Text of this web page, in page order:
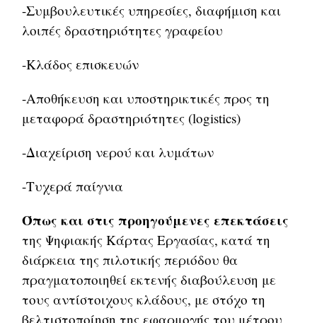
-Συμβουλευτικές υπηρεσίες, διαφήμιση και
λοιπές δραστηριότητες γραφείου
-Κλάδος επισκευών
-Αποθήκευση και υποστηρικτικές προς τη
μεταφορά δραστηριότητες (logistics)
-Διαχείριση νερού και λυμάτων
-Τυχερά παίγνια
Όπως και στις προηγούμενες επεκτάσεις
της Ψηφιακής Κάρτας Εργασίας, κατά τη
διάρκεια της πιλοτικής περιόδου θα
πραγματοποιηθεί εκτενής διαβούλευση με
τους αντίστοιχους κλάδους, με στόχο τη
βελτιστοποίηση της εφαρμογής του μέτρου